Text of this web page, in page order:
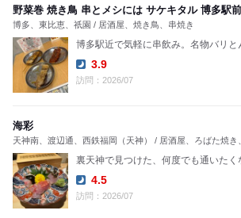
野菜巻 焼き鳥 串とメシには サケキタル 博多駅
博多、東比恵、祇園 / 居酒屋、焼き鳥、串焼き
博多駅近で気軽に串飲み。名物バリ
Dinner:
3.9
訪問：2026/07
海彩
天神南、渡辺通、西鉄福岡（天神） / 居酒屋、ろばた焼き
裏天神で見つけた、何度でも通いたく
Dinner:
4.5
訪問：2026/07